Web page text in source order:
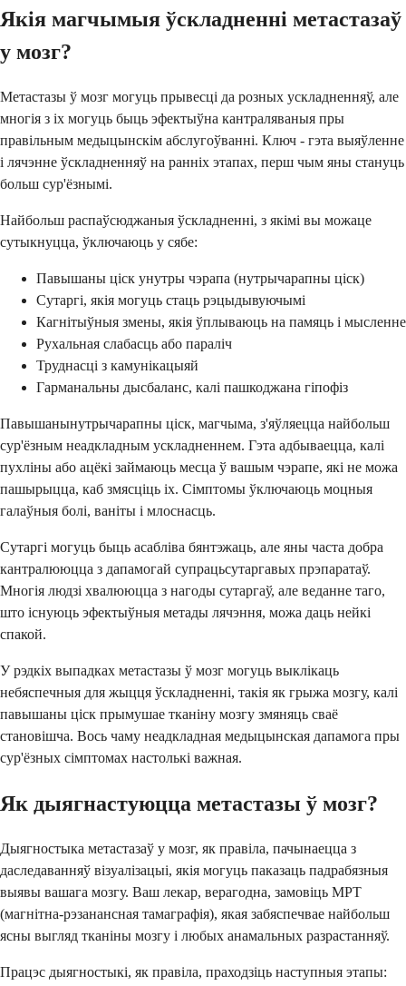
Якія магчымыя ўскладненні метастазаў
у мозг?
Метастазы ў мозг могуць прывесці да розных ускладненняў, але
многія з іх могуць быць эфектыўна кантраляваныя пры
правільным медыцынскім абслугоўванні. Ключ - гэта выяўленне
і лячэнне ўскладненняў на ранніх этапах, перш чым яны стануць
больш сур'ёзнымі.
Найбольш распаўсюджаныя ўскладненні, з якімі вы можаце
сутыкнуцца, ўключаюць у сябе:
Павышаны ціск унутры чэрапа (нутрычарапны ціск)
Сутаргі, якія могуць стаць рэцыдывуючымі
Кагнітыўныя змены, якія ўплываюць на памяць і мысленне
Рухальная слабасць або параліч
Труднасці з камунікацыяй
Гарманальны дысбаланс, калі пашкоджана гіпофіз
Павышанынутрычарапны ціск, магчыма, з'яўляецца найбольш
сур'ёзным неадкладным ускладненнем. Гэта адбываецца, калі
пухліны або ацёкі займаюць месца ў вашым чэрапе, які не можа
пашырыцца, каб змясціць іх. Сімптомы ўключаюць моцныя
галаўныя болі, ваніты і млоснасць.
Сутаргі могуць быць асабліва бянтэжаць, але яны часта добра
кантралююцца з дапамогай супрацьсутаргавых прэпаратаў.
Многія людзі хвалююцца з нагоды сутаргаў, але веданне таго,
што існуюць эфектыўныя метады лячэння, можа даць нейкі
спакой.
У рэдкіх выпадках метастазы ў мозг могуць выклікаць
небяспечныя для жыцця ўскладненні, такія як грыжа мозгу, калі
павышаны ціск прымушае тканіну мозгу змяняць сваё
становішча. Вось чаму неадкладная медыцынская дапамога пры
сур'ёзных сімптомах настолькі важная.
Як дыягнастуюцца метастазы ў мозг?
Дыягностыка метастазаў у мозг, як правіла, пачынаецца з
даследаванняў візуалізацыі, якія могуць паказаць падрабязныя
выявы вашага мозгу. Ваш лекар, верагодна, замовіць МРТ
(магнітна-рэзанансная тамаграфія), якая забяспечвае найбольш
ясны выгляд тканіны мозгу і любых анамальных разрастанняў.
Працэс дыягностыкі, як правіла, праходзіць наступныя этапы: